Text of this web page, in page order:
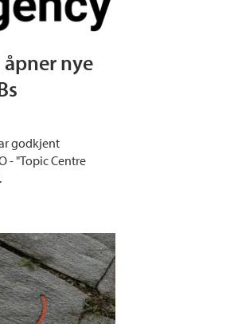
nye
godkjent
- "Topic Centre